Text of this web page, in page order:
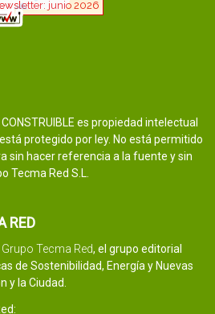
es propiedad intelectual
protegido por ley. No está permitido
sin hacer referencia a la fuente y sin
Tecma Red S.L.
RED
Grupo Tecma Red, el grupo editorial
de Sostenibilidad, Energía y Nuevas
y la Ciudad.